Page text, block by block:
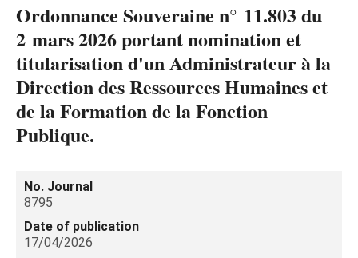
Ordonnance Souveraine n° 11.803 du
2 mars 2026 portant nomination et
titularisation d'un Administrateur à la
Direction des Ressources Humaines et
de la Formation de la Fonction
Publique.
No. Journal
8795
Date of publication
17/04/2026